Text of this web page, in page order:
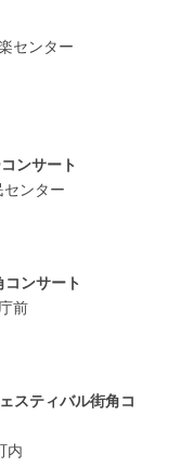
センター
ンサート
ンター
ンサート
前
スティバル街角コ
内